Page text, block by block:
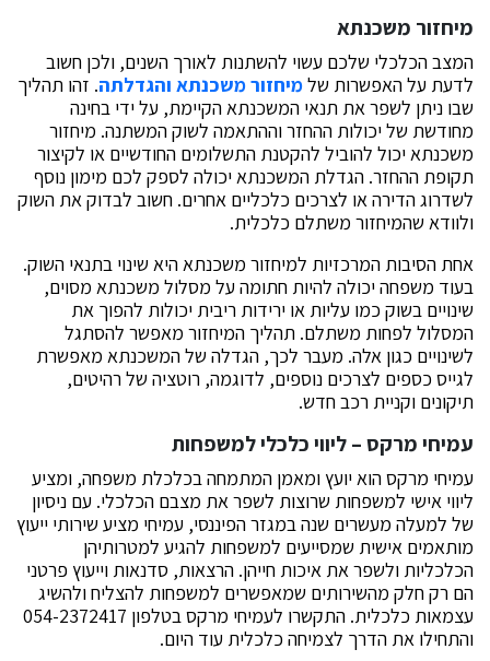
מיחזור משכנתא
המצב הכלכלי שלכם עשוי להשתנות לאורך השנים, ולכן חשוב
לדעת על האפשרות שלמיחזור משכנתא והגדלתה. זהו תהליך
שבו ניתן לשפר את תנאי המשכנתא הקיימת, על ידי בחינה
מחודשת של יכולות ההחזר וההתאמה לשוק המשתנה. מיחזור
משכנתא יכול להוביל להקטנת התשלומים החודשיים או לקיצור
תקופת ההחזר. הגדלת המשכנתא יכולה לספק לכם מימון נוסף
לשדרוג הדירה או לצרכים כלכליים אחרים. חשוב לבדוק את השוק
ולוודא שהמיחזור משתלם כלכלית.
אחת הסיבות המרכזיות למיחזור משכנתא היא שינוי בתנאי השוק.
בעוד משפחה יכולה להיות חתומה על מסלול משכנתא מסוים,
שינויים בשוק כמו עליות או ירידות ריבית יכולות להפוך את
המסלול לפחות משתלם. תהליך המיחזור מאפשר להסתגל
לשינויים כגון אלה. מעבר לכך, הגדלה של המשכנתא מאפשרת
לגייס כספים לצרכים נוספים, לדוגמה, רוטציה של רהיטים,
תיקונים וקניית רכב חדש.
עמיחי מרקס – ליווי כלכלי למשפחות
עמיחי מרקס הוא יועץ ומאמן המתמחה בכלכלת משפחה, ומציע
ליווי אישי למשפחות שרוצות לשפר את מצבם הכלכלי. עם ניסיון
של למעלה מעשרים שנה במגזר הפיננסי, עמיחי מציע שירותי ייעוץ
מותאמים אישית שמסייעים למשפחות להגיע למטרותיהן
הכלכליות ולשפר את איכות חייהן. הרצאות, סדנאות וייעוץ פרטני
הם רק חלק מהשירותים שמאפשרים למשפחות להצליח ולהשיג
עצמאות כלכלית. התקשרו לעמיחי מרקס בטלפון 054-2372417
והתחילו את הדרך לצמיחה כלכלית עוד היום.